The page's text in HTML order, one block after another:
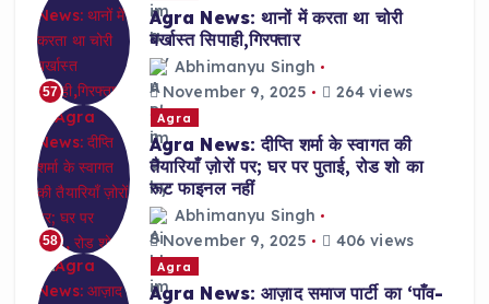
57
Agra News: थानों में करता था चोरी
बर्खास्त सिपाही,गिरफ्तार
Abhimanyu Singh
November 9, 2025
264 views
58
Agra
Agra News: दीप्ति शर्मा के स्वागत की
तैयारियाँ ज़ोरों पर; घर पर पुताई, रोड शो का
रूट फाइनल नहीं
Abhimanyu Singh
November 9, 2025
406 views
Agra
Agra News: आज़ाद समाज पार्टी का ‘पाँव-